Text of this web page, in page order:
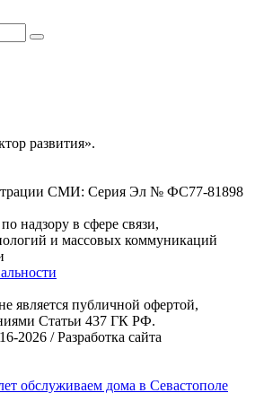
развития».
СМИ: Серия Эл № ФС77-81898
надзору в сфере связи,
и массовых коммуникаций
является публичной офертой,
Статьи 437 ГК РФ.
2026 /Разработка сайта